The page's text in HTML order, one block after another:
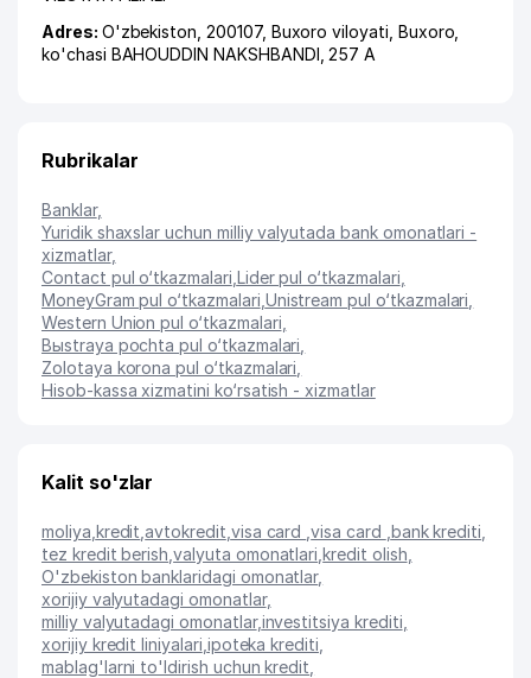
Adres: O'zbekiston, 200107, Buxoro viloyati Buxoro
ko'chasi BAHOUDDIN NAKSHBANDI , 257 А
Rubrikalar
Banklar,
Yuridik shaxslar uchun milliy valyutada bank omonatlari -
xizmatlar,
Contact pul o‘tkazmalari Lider pul o‘tkazmalari
MoneyGram pul o‘tkazmalari Unistream pul o‘tkazmalari
Western Union pul o‘tkazmalari
Bыstraya pochta pul o‘tkazmalari
Zolotaya korona pul o‘tkazmalari
Hisob-kassa xizmatini ko‘rsatish - xizmatlar
Kalit so'zlar
moliya kredit ,avtokredit visa card ,visa card bank krediti
tez kredit berish ,valyuta omonatlari ,kredit olish
O'zbekiston banklaridagi omonatlar,
xorijiy valyutadagi omonatlar,
milliy valyutadagi omonatlar,investitsiya krediti
xorijiy kredit liniyalari ipoteka krediti
mablag'larni to'ldirish uchun kredit